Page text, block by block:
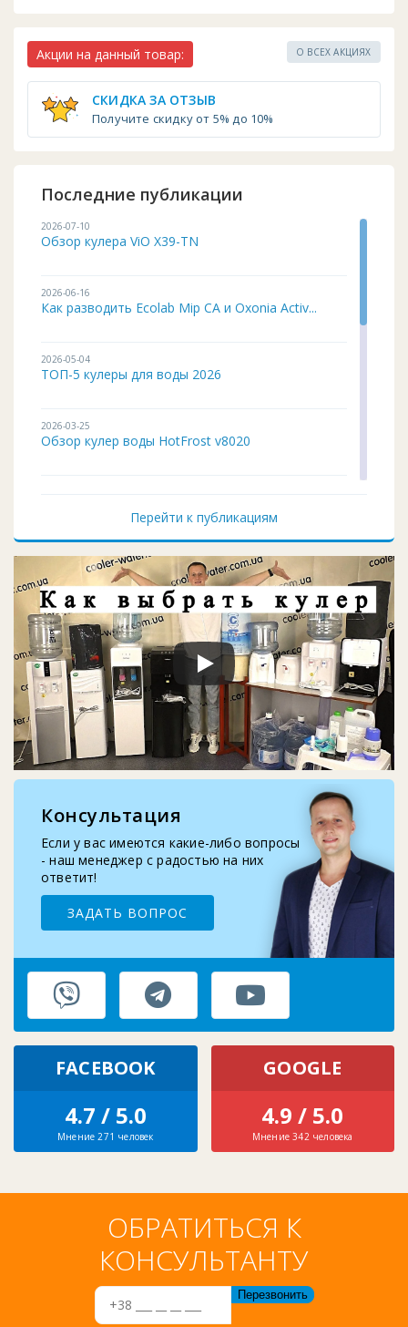
О ВСЕХ АКЦИЯХ
Акции на данный товар:
СКИДКА ЗА ОТЗЫВ
Получите скидку от 5% до 10%
Последние публикации
2026-07-10
Обзор кулера ViO X39-TN
2026-06-16
Как разводить Ecolab Mip CA и Oxonia Activ...
2026-05-04
ТОП-5 кулеры для воды 2026
2026-03-25
Обзор кулер воды HotFrost v8020
2026-01-12
Чистка и дезинфекция кулера для воды своим...
2026-01-05
Кулер воды не работает, не греет и не охла...
2025-11-07
Восстановление верхней крышки кулера
2025-10-29
Запчасти для помпы воды: шланг, носик, про...
2025-09-10
Замена бутыле-приемника кулера для воды
Перейти к публикациям
Консультация
Если у вас имеются какие-либо вопросы
- наш менеджер с радостью на них
ответит!
ЗАДАТЬ ВОПРОС
FACEBOOK
4.7 / 5.0
Мнение 271 человек
GOOGLE
4.9 / 5.0
Мнение 342 человека
ОБРАТИТЬСЯ К
КОНСУЛЬТАНТУ